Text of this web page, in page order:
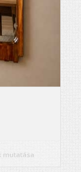
mutatása